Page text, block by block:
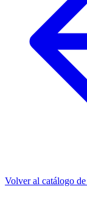
Volver al catálogo de